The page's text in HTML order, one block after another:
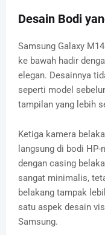
Desain Bodi
Samsung Galaxy
ke bawah hadir
elegan. Desainnya
seperti model
tampilan yang lebih
Ketiga kamera
langsung di bodi
dengan casing
sangat minimalis,
belakang tampak
satu aspek desain
Samsung.